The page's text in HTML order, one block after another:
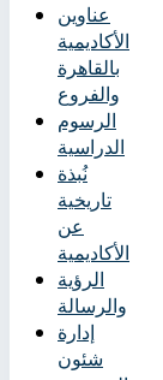
عناوين
الأكاديمية
بالقاهرة
والفروع
الرسوم
الدراسية
نُبذة
تاريخية
عن
الأكاديمية
الرؤية
والرسالة
إدارة
شئون